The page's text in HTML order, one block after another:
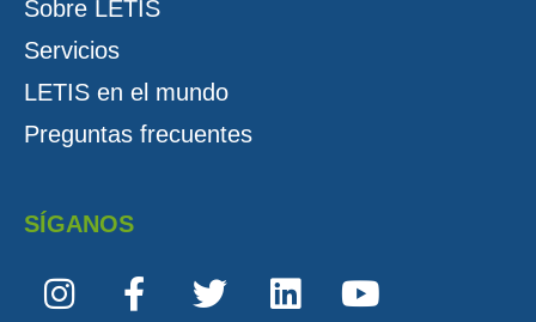
Sobre LETIS
Servicios
LETIS en el mundo
Preguntas frecuentes
SÍGANOS